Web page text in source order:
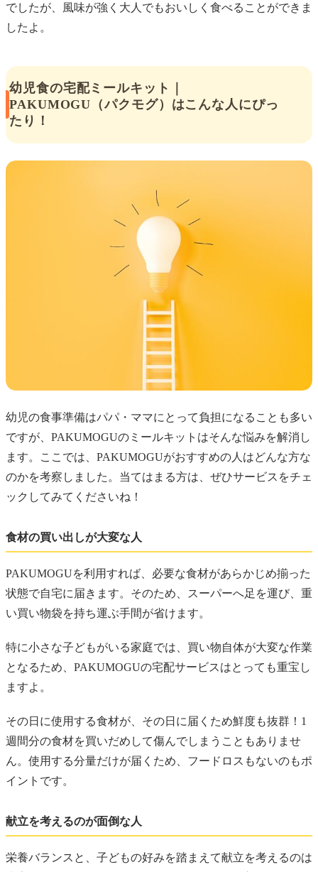
でしたが、風味が強く大人でもおいしく食べることができま
したよ。
幼児食の宅配ミールキット｜
PAKUMOGU（パクモグ）はこんな人にぴっ
たり！
幼児の食事準備はパパ・ママにとって負担になることも多い
ですが、PAKUMOGUのミールキットはそんな悩みを解消し
ます。ここでは、PAKUMOGUがおすすめの人はどんな方な
のかを考察しました。当てはまる方は、ぜひサービスをチェ
ックしてみてくださいね！
食材の買い出しが大変な人
PAKUMOGUを利用すれば、必要な食材があらかじめ揃った
状態で自宅に届きます。そのため、スーパーへ足を運び、重
い買い物袋を持ち運ぶ手間が省けます。
特に小さな子どもがいる家庭では、買い物自体が大変な作業
となるため、PAKUMOGUの宅配サービスはとっても重宝し
ますよ。
その日に使用する食材が、その日に届くため鮮度も抜群！1
週間分の食材を買いだめして傷んでしまうこともありませ
ん。使用する分量だけが届くため、フードロスもないのもポ
イントです。
献立を考えるのが面倒な人
栄養バランスと、子どもの好みを踏まえて献立を考えるのは